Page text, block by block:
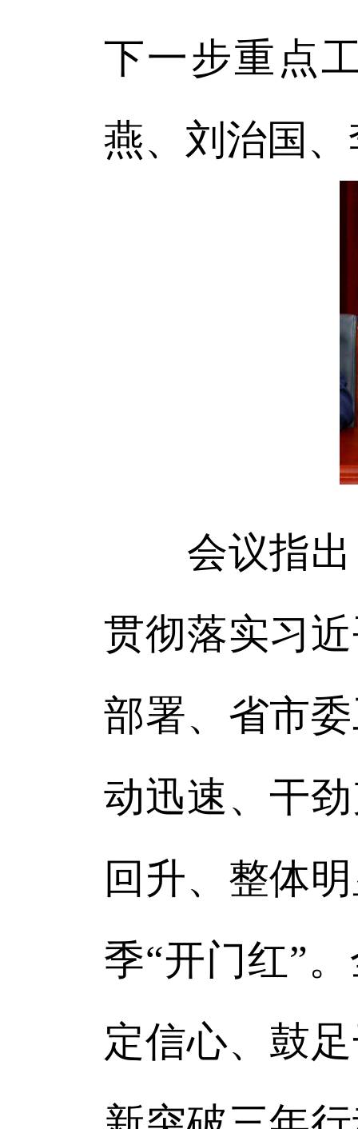
下一步重点
燕、刘治国
会议指出
贯彻落实习
部署、省市
动迅速、干
回升、整体
季“开门红”
定信心、鼓